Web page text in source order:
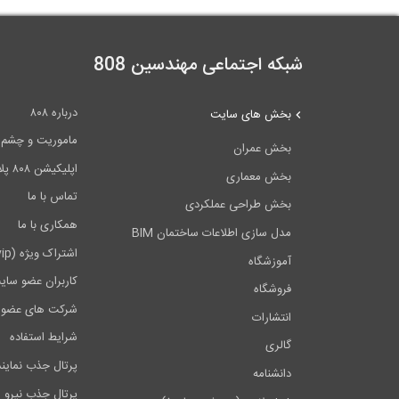
شبکه اجتماعی مهندسین 808
درباره ۸۰۸
ماموریت و چشم
اپلیکیشن ۸۰۸ پلاس
تماس با ما
همکاری با ما
اشتراک ویژه (vip)
کاربران عضو
شرکت های
شرایط استفاده
پرتال جذب
پرتال جذب نیرو
بخش های سایت
بخش عمران
بخش معماری
بخش طراحی عملکردی
مدل سازی اطلاعات ساختمان BIM
آموزشگاه
فروشگاه
انتشارات
گالری
دانشنامه